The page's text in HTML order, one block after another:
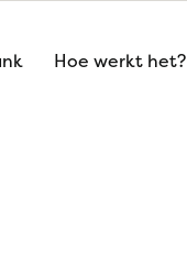
Hoe werkt het?